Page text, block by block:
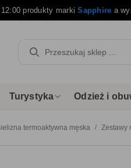
12:00 produkty markiSapphire a
Turystyka Odzież i
termoaktywna męska Zestawy